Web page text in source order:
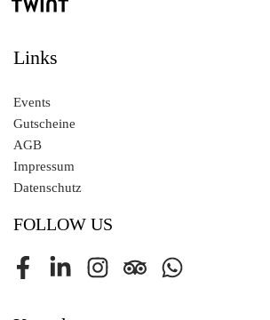
Links
Events
Gutscheine
AGB
Impressum
Datenschutz
FOLLOW US
FacebookLinkedInInstagramTripadvisorWhatsapp Channel